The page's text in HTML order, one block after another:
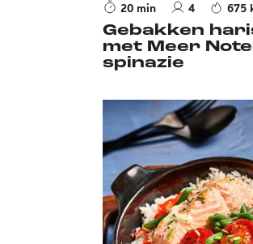
20 min 4 675
Gebakken
met Meer
spinazie